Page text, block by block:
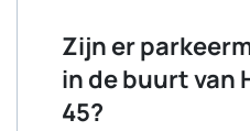
Zijn er
in de buurt van
45?